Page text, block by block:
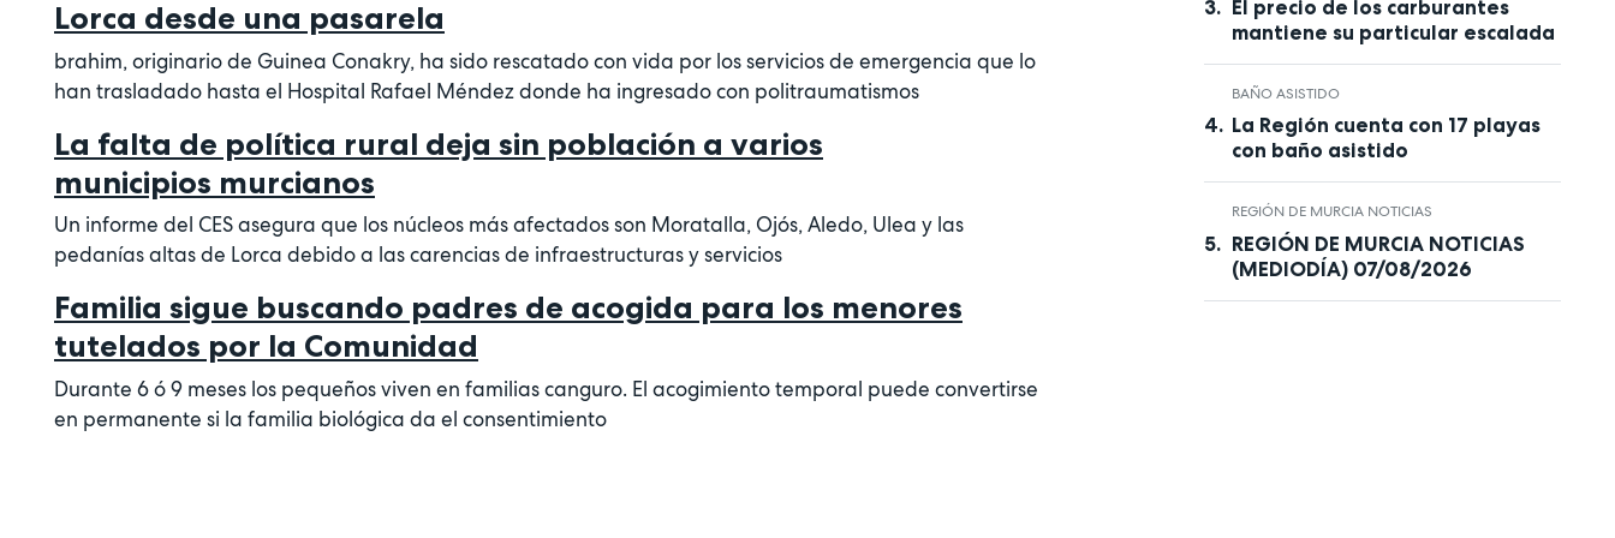
Lorca desde una pasarela
brahim, originario de Guinea Conakry, ha sido rescatado con vida por los servicios de emergencia que lo
han trasladado hasta el Hospital Rafael Méndez donde ha ingresado con politraumatismos
La falta de política rural deja sin población a varios
municipios murcianos
Un informe del CES asegura que los núcleos más afectados son Moratalla, Ojós, Aledo, Ulea y las
pedanías altas de Lorca debido a las carencias de infraestructuras y servicios
Familia sigue buscando padres de acogida para los menores
tutelados por la Comunidad
Durante 6 ó 9 meses los pequeños viven en familias canguro. El acogimiento temporal puede convertirse
en permanente si la familia biológica da el consentimiento
El precio de los carburantes
mantiene su particular escalada
BAÑO ASISTIDO
La Región cuenta con 17 playas
con baño asistido
REGIÓN DE MURCIA NOTICIAS
REGIÓN DE MURCIA NOTICIAS
(MEDIODÍA) 07/08/2026